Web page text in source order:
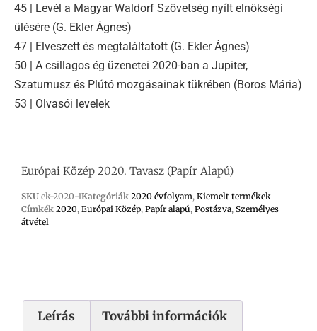
45 | Levél a Magyar Waldorf Szövetség nyílt elnökségi
ülésére (G. Ekler Ágnes)
47 | Elveszett és megtaláltatott (G. Ekler Ágnes)
50 | A csillagos ég üzenetei 2020-ban a Jupiter,
Szaturnusz és Plútó mozgásainak tükrében (Boros Mária)
53 | Olvasói levelek
Európai Közép 2020. Tavasz (Papír Alapú)
SKU ek-2020-1Kategóriák 2020 évfolyam, Kiemelt termékek
Címkék 2020, Európai Közép, Papír alapú, Postázva, Személyes
átvétel
Leírás További információk